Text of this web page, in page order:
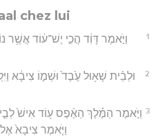
chez lui
1
וַיֹּ֣אמֶר דָּוִ֔ד הֲכִ֣י יֶשׁ־ע֔וֹד
2
וּלְבֵ֨ית שָׁא֥וּל עֶ֙בֶד֙ וּשְׁמ֣וֹ צִיבָ֔א
3 וַיֹּ֣אמֶר הַמֶּ֗לֶךְ הַאֶ֨פֶס ע֥וֹד אִישׁ֙
וַיֹּ֤אמֶר צִיבָא֙